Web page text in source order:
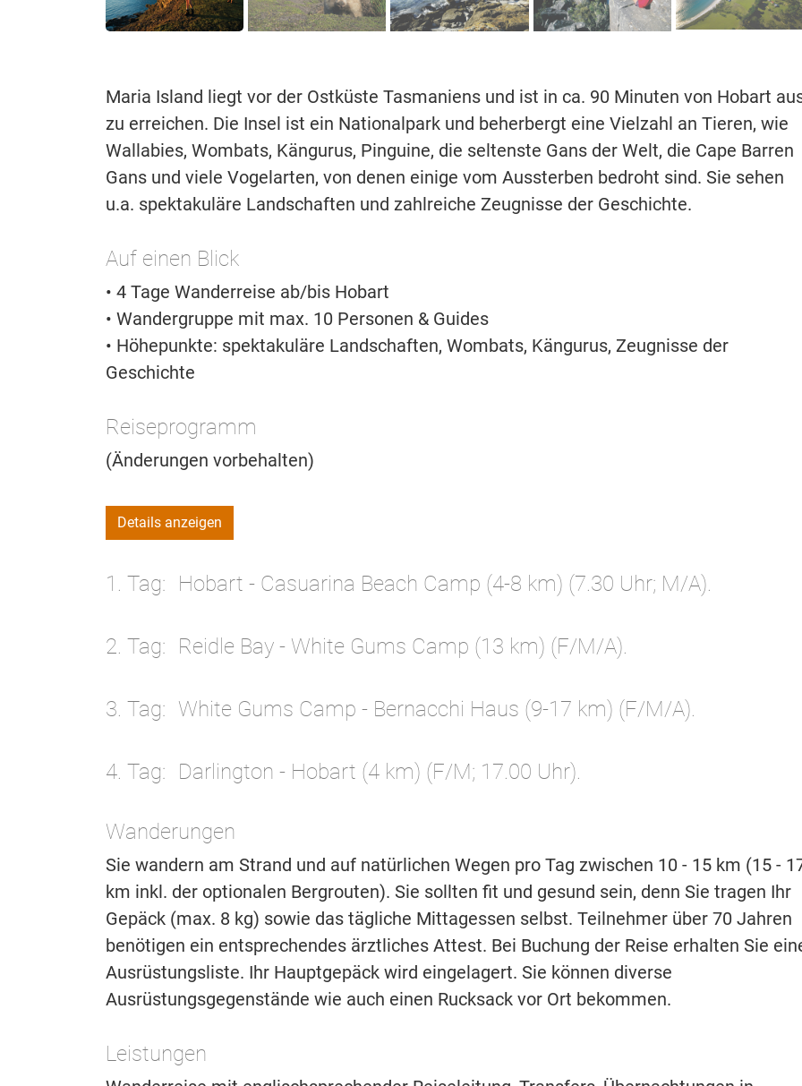
Maria Island liegt vor der Ostküste Tasmaniens und ist in ca. 90 Minuten von Hobart
zu erreichen. Die Insel ist ein Nationalpark und beherbergt eine Vielzahl an Tieren, wie
Wallabies, Wombats, Kängurus, Pinguine, die seltenste Gans der Welt, die Cape Barren
Gans und viele Vogelarten, von denen einige vom Aussterben bedroht sind. Sie sehen
u.a. spektakuläre Landschaften und zahlreiche Zeugnisse der Geschichte.
Auf einen Blick
• 4 Tage Wanderreise ab/bis Hobart
• Wandergruppe mit max. 10 Personen & Guides
• Höhepunkte: spektakuläre Landschaften, Wombats, Kängurus, Zeugnisse der
Geschichte
Reiseprogramm
(Änderungen vorbehalten)
Details anzeigen
1. Tag Hobart - Casuarina Beach Camp (4-8 km) (7.30 Uhr; M/A).
2. Tag Reidle Bay - White Gums Camp (13 km) (F/M/A).
3. Tag White Gums Camp - Bernacchi Haus (9-17 km) (F/M/A).
4. Tag Darlington - Hobart (4 km) (F/M; 17.00 Uhr).
Wanderungen
Sie wandern am Strand und auf natürlichen Wegen pro Tag zwischen 10 - 15 km (15 -
km inkl. der optionalen Bergrouten). Sie sollten fit und gesund sein, denn Sie tragen Ihr
Gepäck (max. 8 kg) sowie das tägliche Mittagessen selbst. Teilnehmer über 70 Jahren
benötigen ein entsprechendes ärztliches Attest. Bei Buchung der Reise erhalten Sie
Ausrüstungsliste. Ihr Hauptgepäck wird eingelagert. Sie können diverse
Ausrüstungsgegenstände wie auch einen Rucksack vor Ort bekommen.
Leistungen